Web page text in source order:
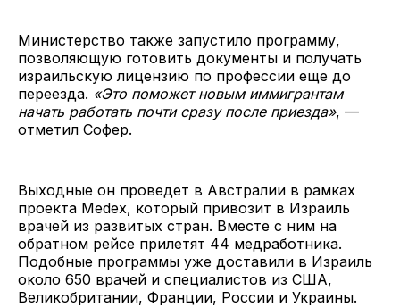
Министерство также запустило программу,
позволяющую готовить документы и получать
израильскую лицензию по профессии еще до
переезда. «Это поможет новым иммигрантам
начать работать почти сразу после приезда», —
отметил Софер.
Выходные он проведет в Австралии в рамках
проекта Medex, который привозит в Израиль
врачей из развитых стран. Вместе с ним на
обратном рейсе прилетят 44 медработника.
Подобные программы уже доставили в Израиль
около 650 врачей и специалистов из США,
Великобритании, Франции, России и Украины.